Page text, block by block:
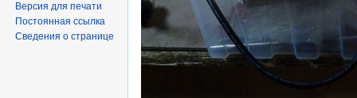
Версия для печати
Постоянная ссылка
Сведения о странице